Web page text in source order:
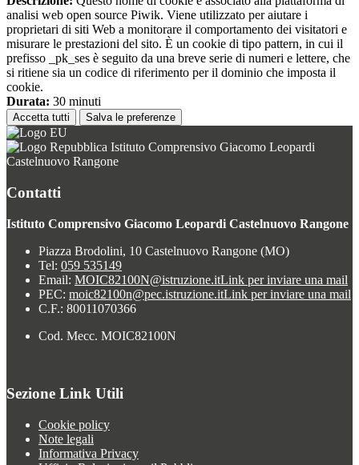
analisi web open source Piwik. Viene utilizzato per aiutare i
proprietari di siti Web a monitorare il comportamento dei visitatori e
misurare le prestazioni del sito. È un cookie di tipo pattern, in cui il
prefisso _pk_ses è seguito da una breve serie di numeri e lettere, che
si ritiene sia un codice di riferimento per il dominio che imposta il
cookie.
Durata: 30 minuti
Accetta tutti Salva le preferenze
Istituto Comprensivo Giacomo Leopardi
Castelnuovo Rangone
Contatti
Istituto Comprensivo Giacomo Leopardi Castelnuovo Rangone
Piazza Brodolini, 10 Castelnuovo Rangone (MO)
Tel: 059 535149
Email: MOIC82100N@istruzione.itLink per inviare una mail
PEC: moic82100n@pec.istruzione.itLink per inviare una mail
C.F.: 80011070366
Cod. Mecc. MOIC82100N
Sezione Link Utili
Cookie policy
Note legali
Informativa Privacy